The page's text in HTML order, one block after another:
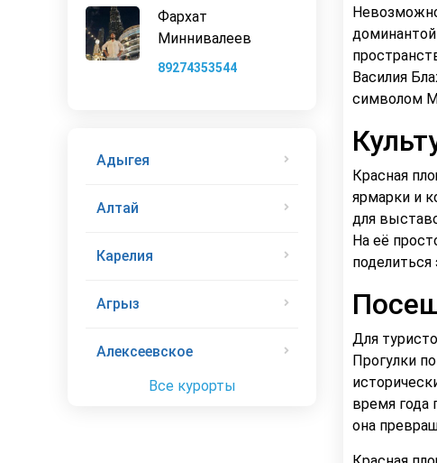
Фархат
Миннивалеев
89274353544
Адыгея
Алтай
Карелия
Агрыз
Алексеевское
Все курорты
Василия
символом
Красная
ярмарки и
для
На её
Для
Прогулки
время года
она